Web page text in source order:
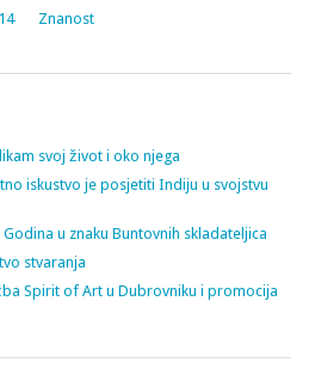
Znanost
svoj život i oko njega
iskustvo je posjetiti Indiju u svojstvu
u znaku Buntovnih skladateljica
stvaranja
Spirit of Art u Dubrovniku i promocija